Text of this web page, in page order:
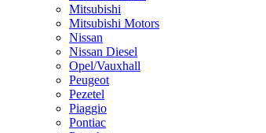
Mitsubishi
Mitsubishi Motors
Nissan
Nissan Diesel
Opel/Vauxhall
Peugeot
Pezetel
Piaggio
Pontiac